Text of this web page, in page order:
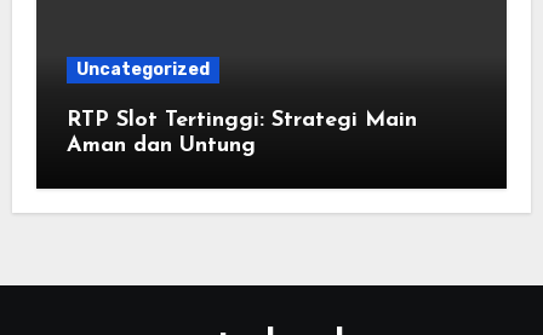
Uncategorized
RTP Slot Tertinggi: Strategi Main
Aman dan Untung